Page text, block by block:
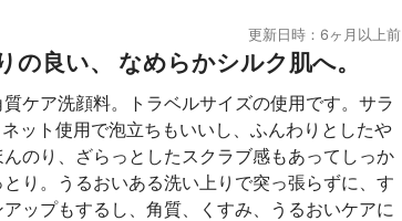
更新日時：6ヶ月以上前
の良い、 なめらかシルク肌へ。
ケア洗顔料。トラベルサイズの使用です。サラ
ット使用で泡立ちもいいし、ふんわりとしたや
のり、ざらっとしたスクラブ感もあってしっか
り。うるおいある洗い上りで突っ張らずに、す
ップもするし、角質、くすみ、うるおいケアに